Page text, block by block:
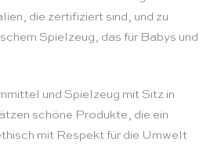
die zertifiziert sind, und zu
Spielzeug, das für Babys und
und Spielzeug mit Sitz in
schöne Produkte, die ein
mit Respekt für die Umwelt